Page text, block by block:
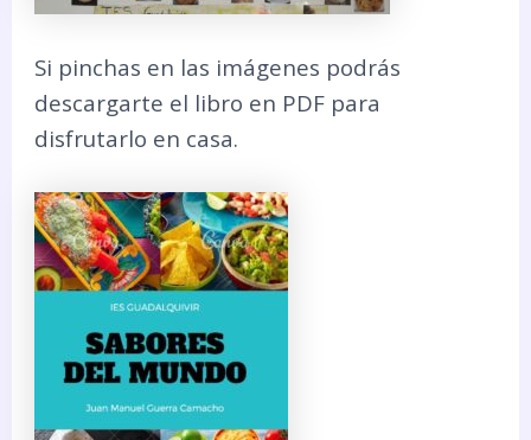
Si pinchas en las imágenes podrás
descargarte el libro en PDF para
disfrutarlo en casa.